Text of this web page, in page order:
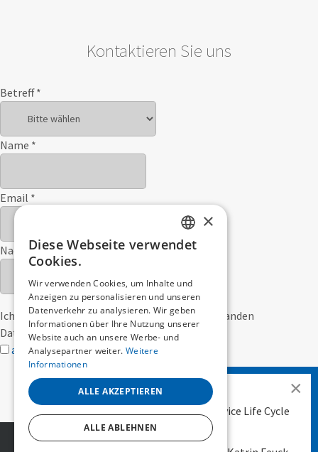
Kontaktieren Sie uns
Betreff*
Name *
Email *
Nachricht
Ich bin mit derDatenschutzerklärungeinverstanden
Datenschutzerklärung einverstanden">
absenden
© 2026 iRIX Software Engineering AG | Impressum
×
Haben Sie Fragen zu unserem Service Life Cycle
Management?
GERMAN
×
Diese Webseite verwendet
Cookies.
Wir verwenden Cookies, um Inhalte und
Anzeigen zu personalisieren und unseren
Datenverkehr zu analysieren. Wir geben
Informationen über Ihre Nutzung unserer
Website auch an unsere Werbe- und
Analysepartner weiter. Weitere
Informationen
ALLE AKZEPTIEREN
ALLE ABLEHNEN